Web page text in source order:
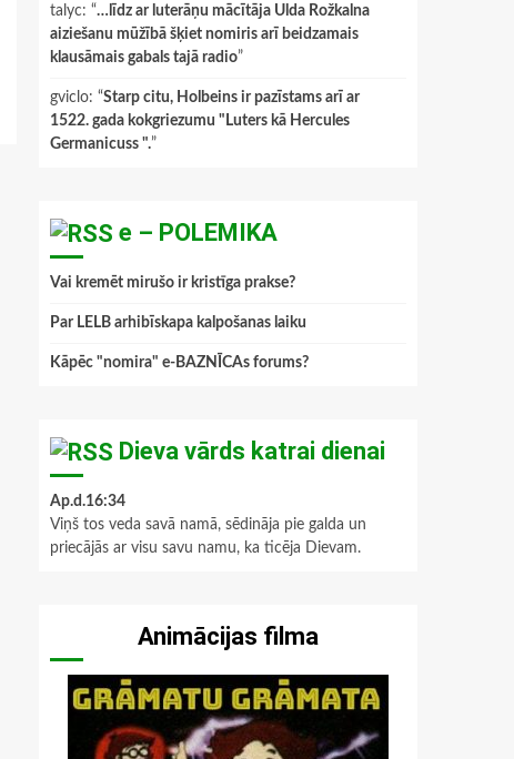
talyc: “…līdz ar luterāņu mācītāja Ulda Rožkalna
aiziešanu mūžībā šķiet nomiris arī beidzamais
klausāmais gabals tajā radio”
gviclo: “Starp citu, Holbeins ir pazīstams arī ar
1522. gada kokgriezumu "Luters kā Hercules
Germanicuss ".”
e – POLEMIKA
Vai kremēt mirušo ir kristīga prakse?
Par LELB arhibīskapa kalpošanas laiku
Kāpēc "nomira" e-BAZNĪCAs forums?
Dieva vārds katrai dienai
Ap.d.16:34
Viņš tos veda savā namā, sēdināja pie galda un
priecājās ar visu savu namu, ka ticēja Dievam.
Animācijas filma